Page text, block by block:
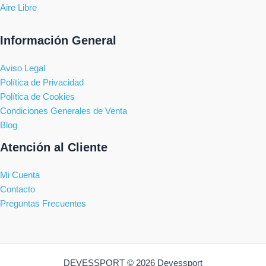
Aire Libre
Información General
Aviso Legal
Política de Privacidad
Política de Cookies
Condiciones Generales de Venta
Blog
Atención al Cliente
Mi Cuenta
Contacto
Preguntas Frecuentes
DEVESSPORT © 2026 Devessport